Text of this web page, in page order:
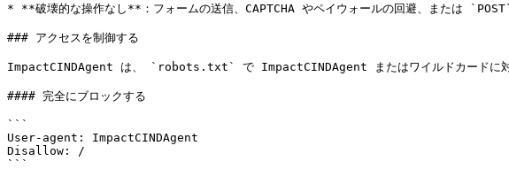
* **破壊的な操作なし**：フォームの送信、CAPTCHA やペイウォールの回避、または
### アクセスを制御する
ImpactCINDAgent は、 `robots.txt` で ImpactCINDAgent またはワイルドカードに対
#### 完全にブロックする
```
User-agent: ImpactCINDAgent
Disallow: /
```